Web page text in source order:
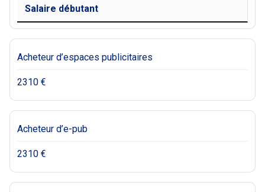
Salaire débutant
Acheteur d’espaces publicitaires
2310 €
Acheteur d’e-pub
2310 €